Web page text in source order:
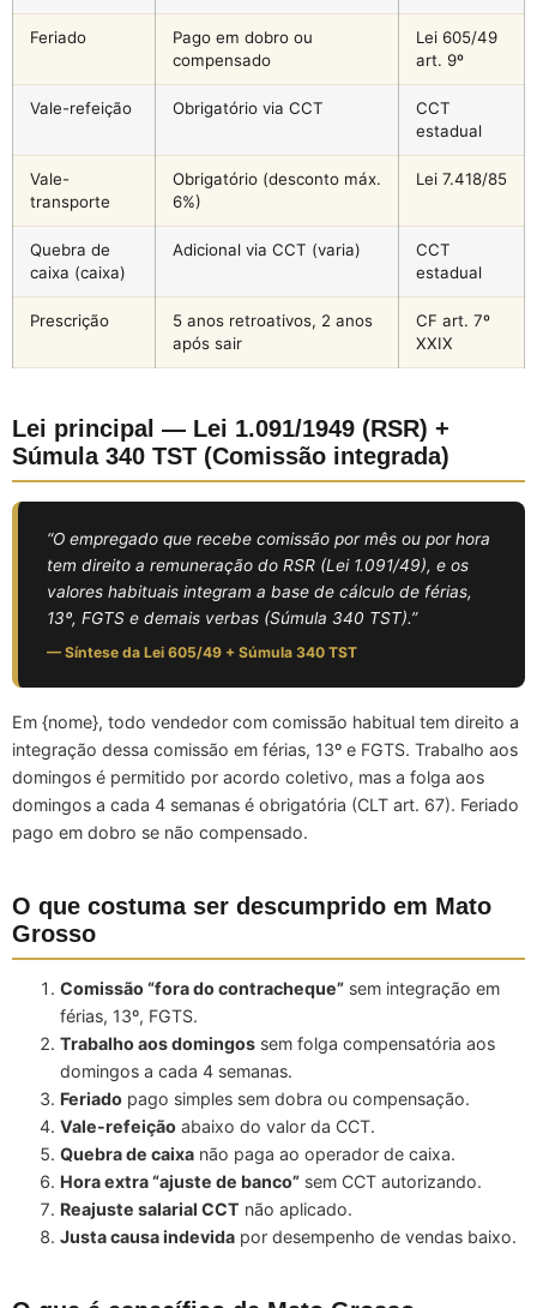
Feriado
Pago em dobro ou
compensado
Lei 605/49
art. 9º
Vale-refeição Obrigatório via CCT
CCT
estadual
Vale-
transporte
Obrigatório (desconto máx.
6%)
Lei 7.418/85
Quebra de
caixa (caixa)
Adicional via CCT (varia)
CCT
estadual
Prescrição
5 anos retroativos, 2 anos
após sair
CF art. 7º
XXIX
Lei principal — Lei 1.091/1949 (RSR) +
Súmula 340 TST (Comissão integrada)
“O empregado que recebe comissão por mês ou por hora
tem direito a remuneração do RSR (Lei 1.091/49), e os
valores habituais integram a base de cálculo de férias,
13º, FGTS e demais verbas (Súmula 340 TST).”
— Síntese da Lei 605/49 + Súmula 340 TST
Em {nome}, todo vendedor com comissão habitual tem direito a
integração dessa comissão em férias, 13º e FGTS. Trabalho aos
domingos é permitido por acordo coletivo, mas a folga aos
domingos a cada 4 semanas é obrigatória (CLT art. 67). Feriado
pago em dobro se não compensado.
O que costuma ser descumprido em Mato
Grosso
Comissão “fora do contracheque” sem integração em
férias, 13º, FGTS.
Trabalho aos domingos sem folga compensatória aos
domingos a cada 4 semanas.
Feriado pago simples sem dobra ou compensação.
Vale-refeição abaixo do valor da CCT.
Quebra de caixa não paga ao operador de caixa.
Hora extra “ajuste de banco” sem CCT autorizando.
Reajuste salarial CCT não aplicado.
Justa causa indevida por desempenho de vendas baixo.